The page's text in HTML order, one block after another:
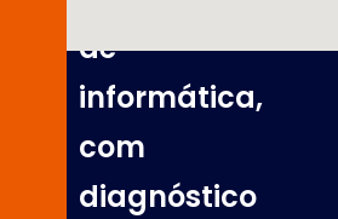
de
informática,
com
diagnóstico